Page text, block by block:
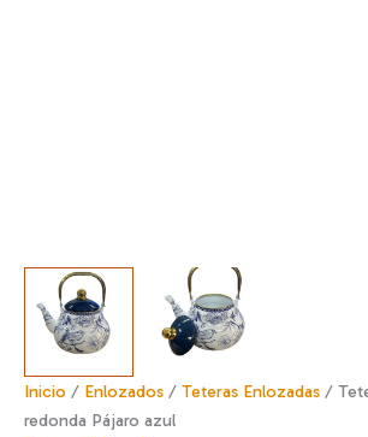
Inicio / Enlozados / Teteras Enlozadas /
redonda Pájaro azul